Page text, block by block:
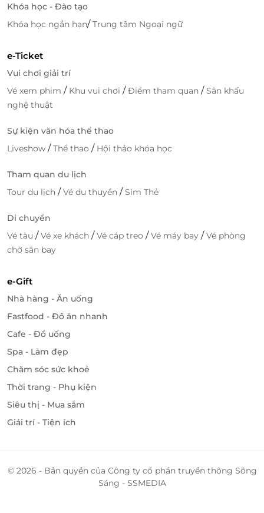
Du khách sẽ được hòa mình vào làn không khí trong
lành, yên bình làm vơi đi bao mệt mỏi hằng ngày.
dẫn lối ra đến hồ bán nguyệt, nơi những đóa hoa sen
hệ động thực vật phong phú mà còn có khả khu
bảo tồn tự nhiên, khu lâm viên, khu di trú động vật
Khóa học - Đào tạo
Khóa học ngắn hạn/Trung tâm Ngoại ngữ
e-Ticket
Vui chơi giải trí
Vé xem phim / Khu vui chơi /Điểm tham quan /Sân khấu
nghệ thuật
Sự kiện văn hóa thể thao
Liveshow /Thể thao / Hội thảo khóa học
Tham quan du lịch
Tour du lịch /Vé du thuyền /Sim Thẻ
Di chuyển
Vé tàu /Vé xe khách /Vé cáp treo /Vé máy bay /Vé phòng
chờ sân bay
e-Gift
Nhà hàng - Ăn uống
Fastfood - Đồ ăn nhanh
Cafe - Đồ uống
Spa - Làm đẹp
Chăm sóc sức khoẻ
Thời trang - Phụ kiện
Siêu thị - Mua sắm
Giải trí - Tiện ích
© 2026 - Bản quyền của Công ty cổ phần truyền thông Sông
Sáng - SSMEDIA